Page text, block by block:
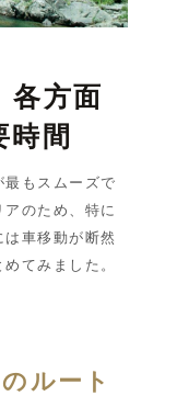
各方面
時間
もスムーズで
のため、特に
車移動が断然
てみました。
ルート